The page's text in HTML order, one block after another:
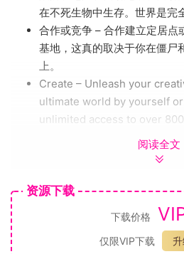
在不死生物中生存。世界是完
合作或竞争 – 合作建立定居点
基地，这真的取决于你在僵尸
上。
Create – Unleash your
ultimate world by yourself
unlimited access to over
2,000 unique building
that offers over a quadrillion
with a multitude of perks
additional skills by reading
Die is the only true survival
Choose – Play the
阅读全文
资源下载
下载价格
仅限VIP下载